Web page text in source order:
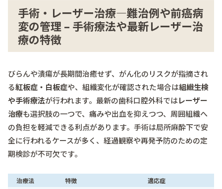
手術・レーザー治療―難治例や前癌病
変の管理 – 手術療法や最新レーザー治
療の特徴
びらんや潰瘍が長期間治癒せず、がん化のリスクが指摘され
る紅板症・白板症や、組織変化が確認された場合は組織生検
や手術療法が行われます。最新の歯科口腔外科ではレーザー
治療も選択肢の一つで、痛みや出血を抑えつつ、周囲組織へ
の負担を軽減できる利点があります。手術は局所麻酔下で安
全に行われるケースが多く、経過観察や再発予防のための定
期検診が不可欠です。
治療法 特徴 適応症